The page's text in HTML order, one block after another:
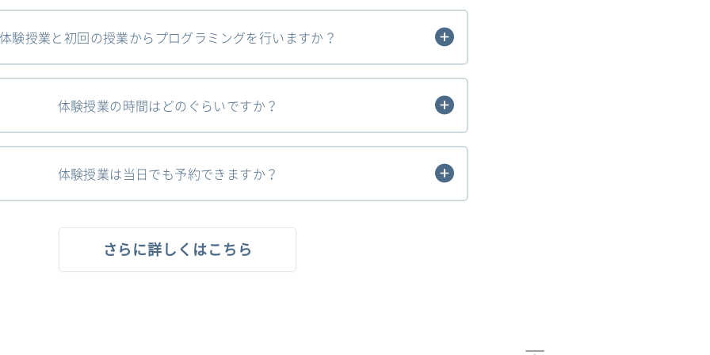
験授業と初回の授業からプログラミングを行いますか？
体験授業の時間はどのぐらいですか？
体験授業は当日でも予約できますか？
さらに詳しくはこちら